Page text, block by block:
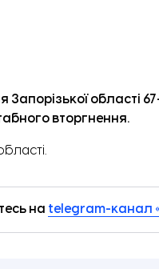
області
вторгнення.
на telegram-канал